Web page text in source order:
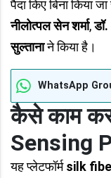
पैदा किए बिना किया
नीलोत्पल सेन शर्मा,
सुल्तानाने किया है।
WhatsApp
कैसे काम
Sensing
यह प्लेटफॉर्मsilk